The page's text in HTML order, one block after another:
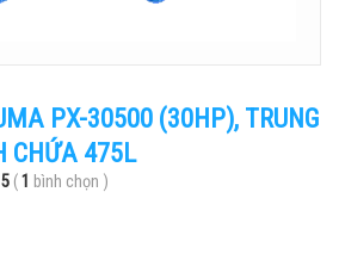
PX-30500 (30HP), TRUNG
CHỨA 475L
5 (1 bình chọn )